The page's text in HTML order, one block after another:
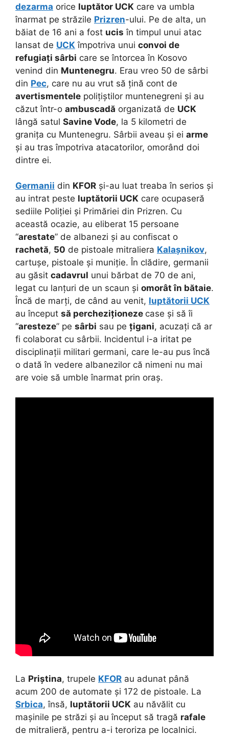
dezarma orice luptător UCK care va umbla
înarmat pe străzile Prizren-ului. Pe de alta, un
băiat de 16 ani a fost ucis în timpul unui atac
lansat de UCK împotriva unui convoi de
refugiați sârbi care se întorcea în Kosovo
venind din Muntenegru. Erau vreo 50 de sârbi
din Pec, care nu au vrut să țină cont de
avertismentele polițiștilor muntenegreni și au
căzut într-o ambuscadă organizată de UCK
lângă satul Savine Vode, la 5 kilometri de
granița cu Muntenegru. Sârbii aveau și ei arme
și au tras împotriva atacatorilor, omorând doi
dintre ei.
Germanii din KFOR și-au luat treaba în serios și
au intrat peste luptătorii UCK care ocupaseră
sediile Poliției și Primăriei din Prizren. Cu
această ocazie, au eliberat 15 persoane
“arestate” de albanezi și au confiscat o
rachetă, 50 de pistoale mitraliera Kalașnikov,
cartușe, pistoale și muniție. În clădire, germanii
au găsit cadavrul unui bărbat de 70 de ani,
legat cu lanțuri de un scaun și omorât în bătaie.
Încă de marți, de când au venit, luptătorii UCK
au început să percheziționeze case și să îi
“aresteze” pe sârbi sau pe țigani, acuzați că ar
fi colaborat cu sârbii. Incidentul i-a iritat pe
disciplinații militari germani, care le-au pus încă
o dată în vedere albanezilor că nimeni nu mai
are voie să umble înarmat prin oraș.
La Priștina, trupele KFOR au adunat până
acum 200 de automate și 172 de pistoale. La
Srbica, însă, luptătorii UCK au năvălit cu
mașinile pe străzi și au început să tragă rafale
de mitralieră, pentru a-i teroriza pe localnici.